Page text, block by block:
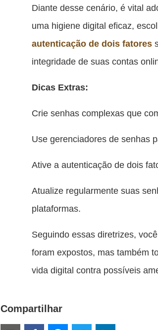
Diante desse cenário, é vital
uma higiene digital eficaz,
autenticação de dois fatores
integridade de suas contas
Dicas Extras:
Crie senhas complexas que
Use gerenciadores de senhas
Ative a autenticação de dois
Atualize regularmente suas
plataformas.
Seguindo essas diretrizes,
foram expostos, mas também
vida digital contra possíveis
Compartilhar